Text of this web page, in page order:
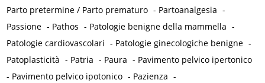
Parto pretermine / Parto prematuro - Partoanalgesia -
Passione - Pathos - Patologie benigne della mammella -
Patologie cardiovascolari - Patologie ginecologiche benigne -
Patoplasticità - Patria - Paura - Pavimento pelvico ipertonico
- Pavimento pelvico ipotonico - Pazienza -